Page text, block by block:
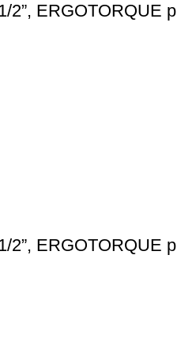
2”, ERGOTORQUE
2”, ERGOTORQUE